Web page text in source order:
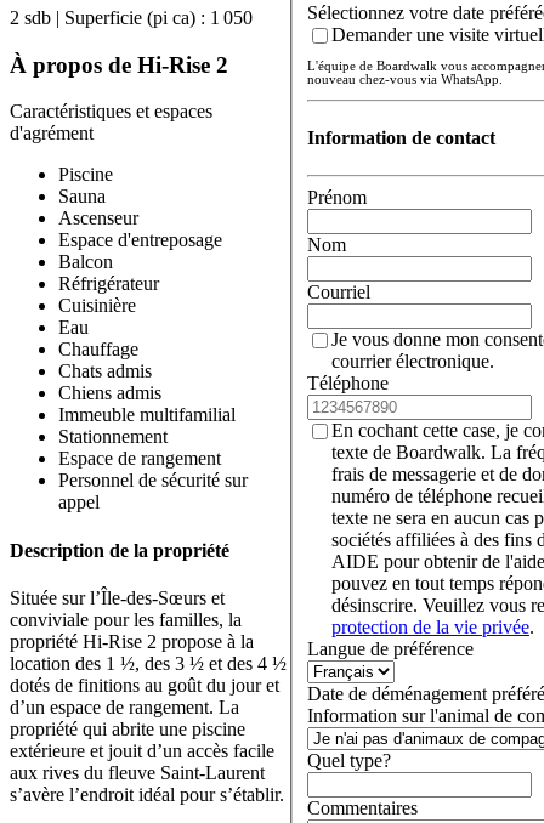
2 sdb | Superficie (pi ca) : 1 050
À propos de Hi-Rise 2
Caractéristiques et espaces
d'agrément
Piscine
Sauna
Ascenseur
Espace d'entreposage
Balcon
Réfrigérateur
Cuisinière
Eau
Chauffage
Chats admis
Chiens admis
Immeuble multifamilial
Stationnement
Espace de rangement
Personnel de sécurité sur
appel
Description de la propriété
Située sur l’Île-des-Sœurs et
conviviale pour les familles, la
propriété Hi-Rise 2 propose à la
location des 1 ½, des 3 ½ et des 4 ½
dotés de finitions au goût du jour et
d’un espace de rangement. La
propriété qui abrite une piscine
extérieure et jouit d’un accès facile
aux rives du fleuve Saint-Laurent
s’avère l’endroit idéal pour s’établir.
Sélectionnez votre date
Demander une visite
L'équipe de Boardwalk vous
nouveau chez-vous via WhatsApp.
Information de contact
Prénom
Nom
Courriel
Je vous donne mon
courrier électronique.
Téléphone
En cochant cette case, je
texte de Boardwalk. La
frais de messagerie et de
numéro de téléphone
texte ne sera en aucun cas
sociétés affiliées à des fins
AIDE pour obtenir de
pouvez en tout temps
désinscrire. Veuillez vous
protection de la vie privée.
Langue de préférence
Date de déménagement
Information sur l'animal de
Quel type?
Commentaires